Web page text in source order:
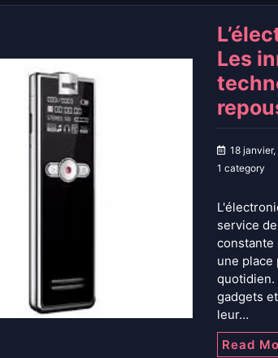
Les
18
1 category
service
constante
une place
quotidien.
gadgets
leur…
Read